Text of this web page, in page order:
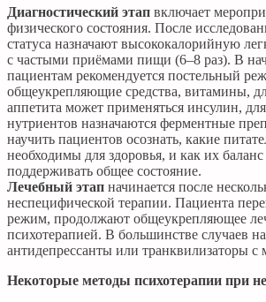
Диагностический этап включает
физического состояния. После
статуса назначают высококалорийную
с частыми приёмами пищи (6–8 раз). В
пациентам рекомендуется постельный
общеукрепляющие средства, витамины,
аппетита может применяться инсулин,
нутриентов назначаются ферментные
научить пациентов осознать, какие
необходимы для здоровья, и как их
поддерживать общее состояние.
Лечебный этап начинается после
неспецифической терапии. Пациента
режим, продолжают общеукрепляющее
психотерапией. В большинстве случаев
антидепрессанты или транквилизаторы с
Некоторые методы психотерапии при